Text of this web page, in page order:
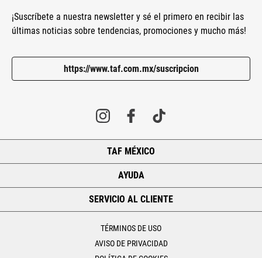
¡Suscríbete a nuestra newsletter y sé el primero en recibir las
últimas noticias sobre tendencias, promociones y mucho más!
https://www.taf.com.mx/suscripcion
TAF MÉXICO
AYUDA
SERVICIO AL CLIENTE
TÉRMINOS DE USO
AVISO DE PRIVACIDAD